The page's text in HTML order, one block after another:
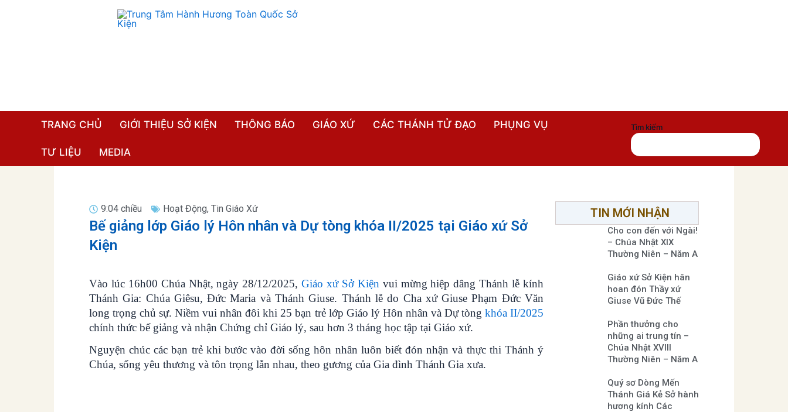
TRANG CHỦ GIỚI THIỆU SỞ KIỆN THÔNG BÁO GIÁO XỨ CÁC THÁNH TỬ ĐẠO PHỤNG VỤ
TƯ LIỆU MEDIA
Tìm kiếm
9:04 chiều Hoạt Động, Tin Giáo Xứ
Bế giảng lớp Giáo lý Hôn nhân và Dự tòng khóa II/2025 tại Giáo xứ Sở
Kiện
Vào lúc 16h00 Chúa Nhật, ngày 28/12/2025,Giáo xứ Sở Kiện vui mừng hiệp dâng Thánh lễ kính
Thánh Gia: Chúa Giêsu, Đức Maria và Thánh Giuse. Thánh lễ do Cha xứ Giuse Phạm Đức Văn
long trọng chủ sự. Niềm vui nhân đôi khi 25 bạn trẻ lớp Giáo lý Hôn nhân và Dự tòng khóa II/2025
chính thức bế giảng và nhận Chứng chỉ Giáo lý, sau hơn 3 tháng học tập tại Giáo xứ.
Nguyện chúc các bạn trẻ khi bước vào đời sống hôn nhân luôn biết đón nhận và thực thi Thánh ý
Chúa, sống yêu thương và tôn trọng lẫn nhau, theo gương của Gia đình Thánh Gia xưa.
TIN MỚI NHẬN
Cho con đến với Ngài!
– Chúa Nhật XIX
Thường Niên – Năm A
Giáo xứ Sở Kiện hân
hoan đón Thầy xứ
Giuse Vũ Đức Thế
Phần thưởng cho
những ai trung tín –
Chúa Nhật XVIII
Thường Niên – Năm A
Quý sơ Dòng Mến
Thánh Giá Kẻ Sở hành
hương kính Các